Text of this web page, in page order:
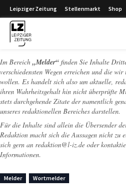
Leipziger Zeitung Stellenmarkt Shop
Im Bereich „Melder“ finden Sie Inhalte
verschiedensten Wegen erreichen und die
wollen. Es handelt sich also um aktuelle,
ihren Wahrheitsgehalt hin nicht überprüfte
stets durchgehende Zitate der namentlich
unseres redaktionellen Bereiches darstellen.
Für die Inhalte sind allein die Übersender
Redaktion macht sich die Aussagen nicht zu
sich gern an redaktion@l-iz.de oder
Informationen.
Melder Wortmelder